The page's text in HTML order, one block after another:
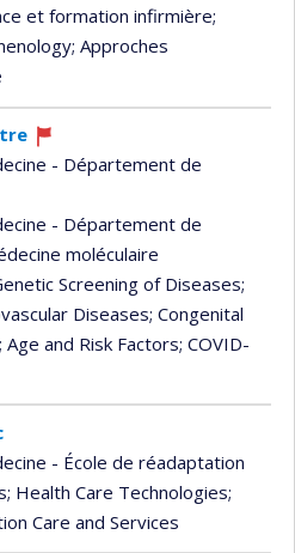
et formation infirmière;
; Approches
Currently
recruiting
- Département de
- Département de
moléculaire
Screening of Diseases;
Diseases; Congenital
; Age and Risk Factors; COVID-
- École de réadaptation
; Health Care Technologies;
Care and Services